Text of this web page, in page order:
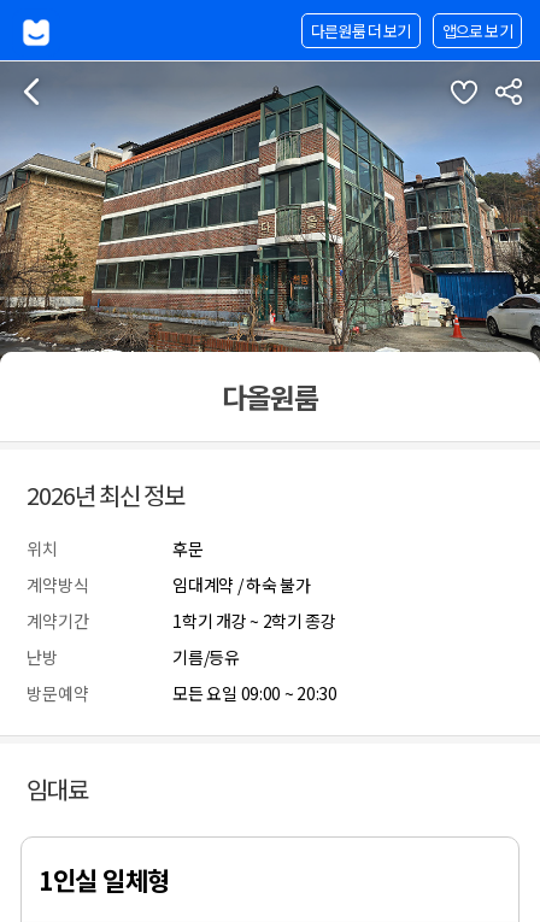
앱으로 보기
다른원룸 더 보기
다올원룸
2026년 최신 정보
위치
후문
계약방식
임대계약 / 하숙 불가
계약기간
1학기 개강 ~ 2학기 종강
난방
기름/등유
방문예약
모든 요일 09:00 ~ 20:30
임대료
1인실 일체형